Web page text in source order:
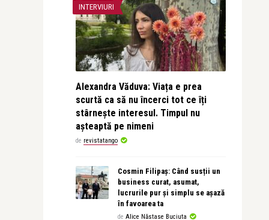
INTERVIURI
Alexandra Văduva: Viața e prea
scurtă ca să nu încerci tot ce îți
stârnește interesul. Timpul nu
așteaptă pe nimeni
de revistatango
Cosmin Filipaș: Când susții un
business curat, asumat,
lucrurile pur și simplu se așază
în favoarea ta
de Alice Năstase Buciuta